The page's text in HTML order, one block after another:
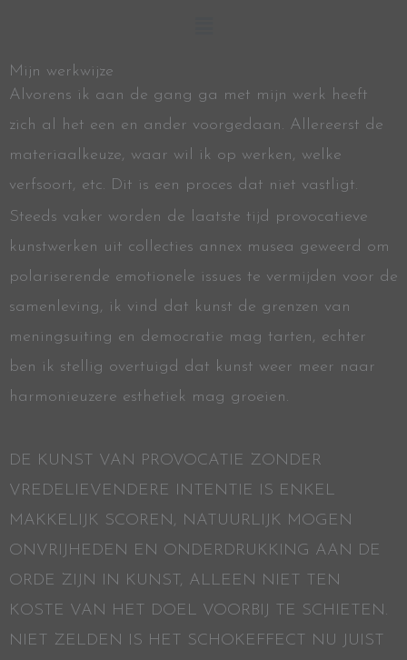
Mijn werkwijze
Alvorens ik aan de gang ga met mijn werk heeft
zich al het een en ander voorgedaan. Allereerst de
materiaalkeuze, waar wil ik op werken, welke
verfsoort, etc. Dit is een proces dat niet vastligt.
Steeds vaker worden de laatste tijd provocatieve
kunstwerken uit collecties annex musea geweerd om
polariserende emotionele issues te vermijden voor de
samenleving, ik vind dat kunst de grenzen van
meningsuiting en democratie mag tarten, echter
ben ik stellig overtuigd dat kunst weer meer naar
harmonieuzere esthetiek mag groeien.
DE KUNST VAN PROVOCATIE ZONDER
VREDELIEVENDERE INTENTIE IS ENKEL
MAKKELIJK SCOREN, NATUURLIJK MOGEN
ONVRIJHEDEN EN ONDERDRUKKING AAN DE
ORDE ZIJN IN KUNST, ALLEEN NIET TEN
KOSTE VAN HET DOEL VOORBIJ TE SCHIETEN.
NIET ZELDEN IS HET SCHOKEFFECT NU JUIST